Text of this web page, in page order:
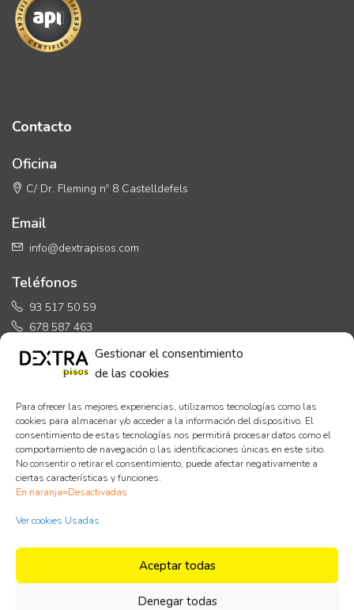
Gestionar el consentimiento
de las cookies
Para ofrecer las mejores experiencias, utilizamos tecnologías como las
cookies para almacenar y/o acceder a la información del dispositivo. El
consentimiento de estas tecnologías nos permitirá procesar datos como el
comportamiento de navegación o las identificaciones únicas en este sitio.
No consentir o retirar el consentimiento, puede afectar negativamente a
ciertas características y funciones.
En naranja=Desactivadas
Ver cookies Usadas
Aceptar todas
Denegar todas
Contacto
Oficina
C/ Dr. Fleming nº 8 Castelldefels
Email
info@dextrapisos.com
Teléfonos
93 517 50 59
678 587 463
Horario de Oficina
Lunes a Viernes:
de 9:30h a 14:00h y de 16:30h a 20:00h
Sábados: Visitas concertadas